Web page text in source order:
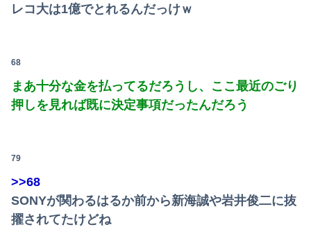
レコ大は1億でとれるんだっけｗ
68
まあ十分な金を払ってるだろうし、ここ最近のごり
押しを見れば既に決定事項だったんだろう
79
>>68
SONYが関わるはるか前から新海誠や岩井俊二に抜
擢されてたけどね